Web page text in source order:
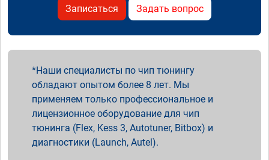
Записаться Задать вопрос
Наши специалисты по чип тюнингу
обладают опытом более 8 лет. Мы
применяем только профессиональное и
лицензионное оборудование для чип
тюнинга (Flex, Kess 3, Autotuner, Bitbox) и
диагностики (Launch, Autel).